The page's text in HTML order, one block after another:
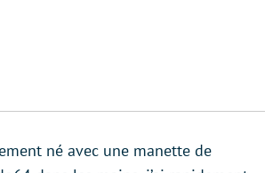
né avec une manette de